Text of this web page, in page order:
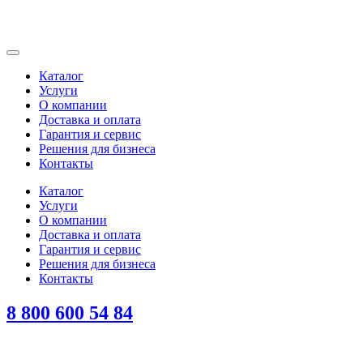
Каталог
Услуги
О компании
Доставка и оплата
Гарантия и сервис
Решения для бизнеса
Контакты
Каталог
Услуги
О компании
Доставка и оплата
Гарантия и сервис
Решения для бизнеса
Контакты
8 800 600 54 84